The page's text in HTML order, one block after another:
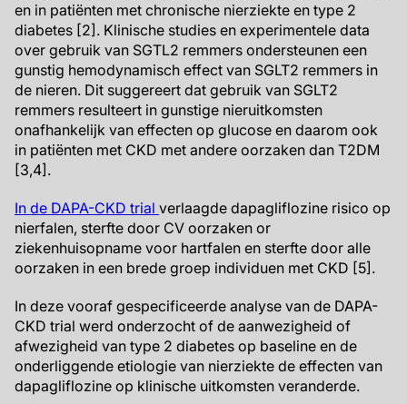
en in patiënten met chronische nierziekte en type 2
diabetes [2]. Klinische studies en experimentele data
over gebruik van SGTL2 remmers ondersteunen een
gunstig hemodynamisch effect van SGLT2 remmers in
de nieren. Dit suggereert dat gebruik van SGLT2
remmers resulteert in gunstige nieruitkomsten
onafhankelijk van effecten op glucose en daarom ook
in patiënten met CKD met andere oorzaken dan T2DM
[3,4].
In de DAPA-CKD trial verlaagde dapagliflozine risico op
nierfalen, sterfte door CV oorzaken or
ziekenhuisopname voor hartfalen en sterfte door alle
oorzaken in een brede groep individuen met CKD [5].
In deze vooraf gespecificeerde analyse van de DAPA-
CKD trial werd onderzocht of de aanwezigheid of
afwezigheid van type 2 diabetes op baseline en de
onderliggende etiologie van nierziekte de effecten van
dapagliflozine op klinische uitkomsten veranderde.